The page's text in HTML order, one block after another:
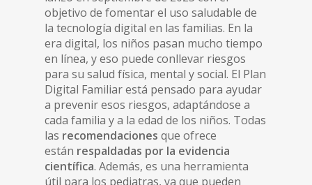
objetivo de fomentar el uso saludable de
la tecnología digital en las familias. En la
era digital, los niños pasan mucho tiempo
en línea, y eso puede conllevar riesgos
para su salud física, mental y social. El Plan
Digital Familiar está pensado para ayudar
a prevenir esos riesgos, adaptándose a
cada familia y a la edad de los niños. Todas
las recomendaciones que ofrece
están respaldadas por la evidencia
científica. Además, es una herramienta
útil para los pediatras, ya que pueden